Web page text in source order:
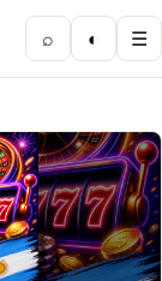
⌕ ◐ ☰